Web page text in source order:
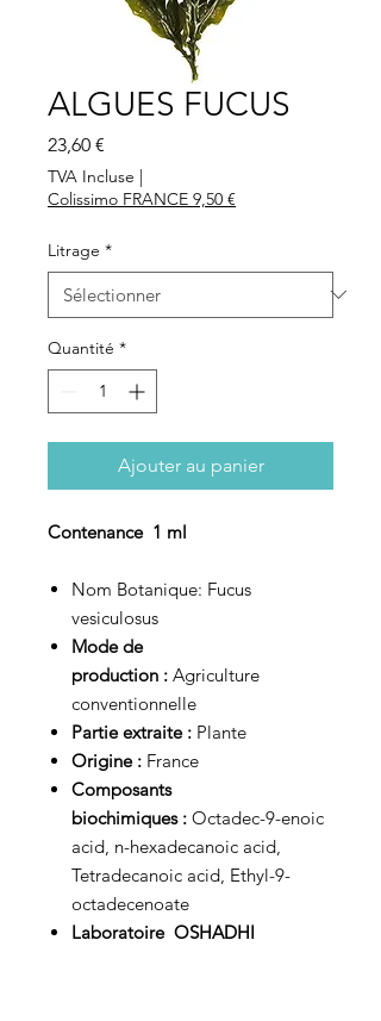
ALGUES FUCUS
23,60 €
TVA Incluse |
Colissimo FRANCE 9,50 €
Litrage *
Quantité *
Ajouter au panier
Contenance 1 ml
Nom Botanique: Fucus
vesiculosus
Mode de
production : Agriculture
conventionnelle
Partie extraite : Plante
Origine : France
Composants
biochimiques : Octadec-9-enoic
acid, n-hexadecanoic acid,
Tetradecanoic acid, Ethyl-9-
octadecenoate
Laboratoire OSHADHI